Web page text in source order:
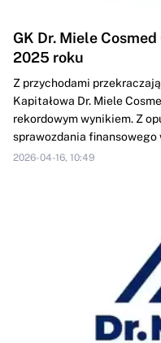
GK Dr. Miele
2025 roku
Z przychodami
Kapitałowa Dr. Miele
rekordowym wynikiem. Z
sprawozdania finansowego
2026-04-16, 10:49